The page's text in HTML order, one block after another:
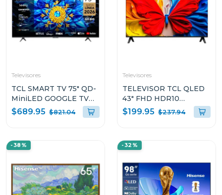
Televisores
TCL SMART TV 75" QD-
MiniLED GOOGLE TV
P8L
$689.95 $821.04
Televisores
TELEVISOR TCL QLED
43" FHD HDR10
QUANTUM DOT S5K
GOOGLE TV
$199.95 $237.94
-38% -32%